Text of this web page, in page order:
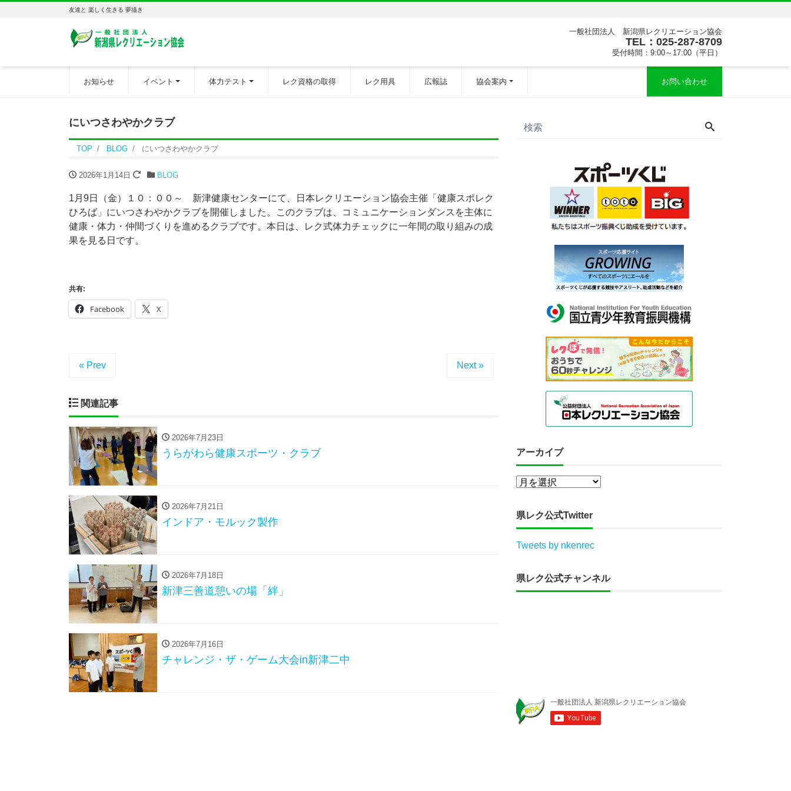
友達と 楽しく生きる 夢描き
一般社団法人 新潟県レクリエーション協会
TEL：025-287-8709
受付時間：9:00～17:00（平日）
お知らせ イベント 体力テスト レク資格の取得 レク用具 広報誌 協会案内 お問い合わせ
にいつさわやかクラブ
TOP BLOG にいつさわやかクラブ
2026年1月14日 BLOG
1月9日（金）１０：００～ 新津健康センターにて、日本レクリエーション協会主催「健康スポレク
ひろば」にいつさわやかクラブを開催しました。このクラブは、コミュニケーションダンスを主体に
健康・体力・仲間づくりを進めるクラブです。本日は、レク式体力チェックに一年間の取り組みの成
果を見る日です。
共有:
Facebook X
« Prev Next »
関連記事
2026年7月23日
うらがわら健康スポーツ・クラブ
2026年7月21日
インドア・モルック製作
2026年7月18日
新津三善道憩いの場「絆」
2026年7月16日
チャレンジ・ザ・ゲーム大会in新津二中
アーカイブ
県レク公式Twitter
Tweets by nkenrec
県レク公式チャンネル